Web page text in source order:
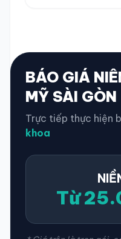
BÁO GIÁ
MỸ SÀI GÒN
Trực tiếp thực hiện
khoa
Từ